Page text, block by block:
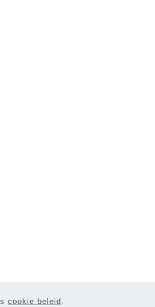
cookie beleid .